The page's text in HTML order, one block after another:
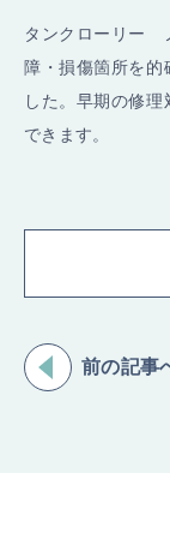
タンクローリー
障・損傷箇所を的
した。早期の修
できます。
前の記事